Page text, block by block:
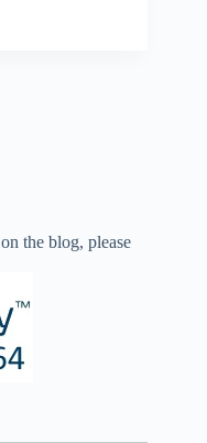
the blog, please